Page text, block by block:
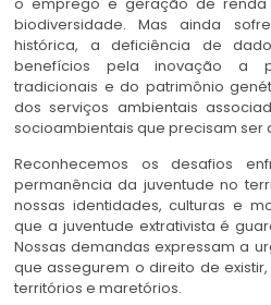
biodiversidade. Mas ainda
histórica, a deficiência de
benefícios pela inovação a
tradicionais e do patrimônio
dos serviços ambientais
socioambientais que precisam ser
Reconhecemos os desafios
permanência da juventude no
nossas identidades, culturas e
que a juventude extrativista é
Nossas demandas expressam a
que assegurem o direito de
territórios e maretórios.